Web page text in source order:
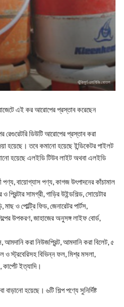
ঝুঁকিপূর্ণ এলপিজি বোতল
এই কর আরোপের প্রস্তাব করেছেন
ডিউটি আরোপের প্রস্তাব করা
হয়েছে। তবে কমানো হয়েছে ইন্ডিকেটর পাইলট
হয়েছে এলইডি টিউব লাইট অথবা এলইডি
বায়োগ্যাস পণ্য, কাগজ উৎপাদনের কাঁচামাল
সামগ্রী, গাড়ির উইন্ডশিল্ড, সোয়েটার
ও পোল্ট্রি ফিড, জেনারেটর পার্টস,
উপকরণ, জাহাজের অনুসঙ্গ লাইফ বোর্ড,
করা নিউজপ্রিন্ট, আমদানি করা বিলেট, ৫
ও স্ট্রবেরিসহ বিভিন্ন ফল, মিশ্র মসলা,
ইত্যাদি।
হয়েছে। ৬টি শিল্প পণ্যে সুনির্দিষ্ট